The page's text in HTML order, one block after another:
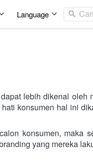
Language
lebih dikenal oleh
konsumen hal ini
konsumen, maka
yang mereka